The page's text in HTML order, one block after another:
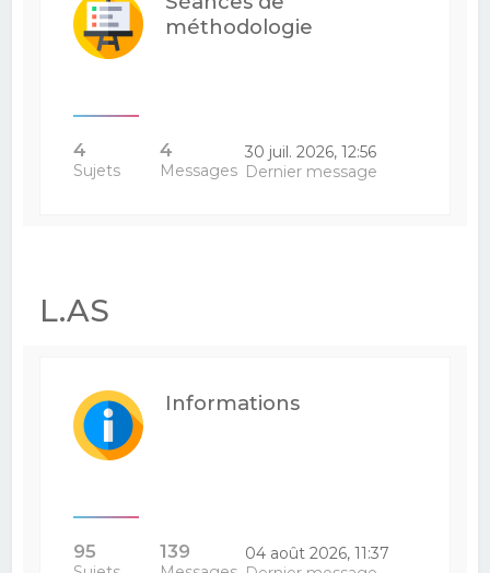
méthodologie
4
Sujets
4
Messages
30 juil. 2026, 12:56
Dernier message
L.AS
Informations
95 139
04 août 2026, 11:37